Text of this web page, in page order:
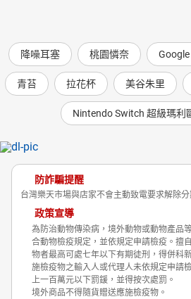
降噪耳塞 桃園憐奈
青苔 拉花杯 美谷朱里
Nintendo Switch 超級瑪利
防詐騙提醒
台灣樂天市場與店家不會主動致電要求解除
政策宣導
為防治動物傳染病，境外動物或動物產品
合動物檢疫規定，並依規定申請檢疫。擅
物者最高可處七年以下有期徒刑，得併科
施檢疫物之輸入人或代理人未依規定申請
上一百萬元以下罰鍰，並得按次處罰。
境外商品不得隨貨贈送應施檢疫物。